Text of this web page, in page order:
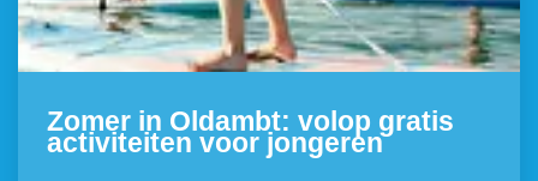
Zomer in Oldambt: volop gratis
activiteiten voor jongeren